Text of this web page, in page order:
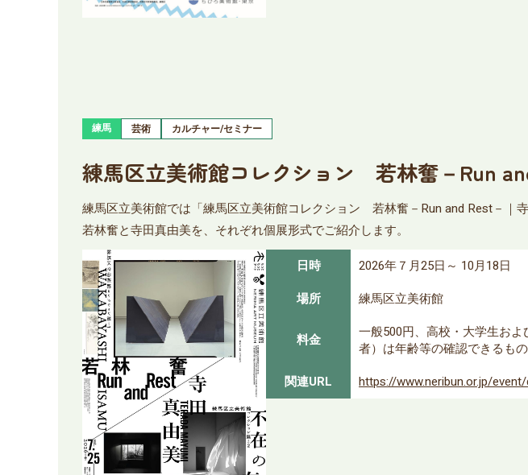
練馬 芸術 カルチャー/セミナー
練馬区立美術館コレクション 若林奮－Run
練馬区立美術館では「練馬区立美術館コレクション 若林奮－Run and Rest－｜
若林奮と寺田真由美を、それぞれ個展形式でご紹介します。
日時
2026年７月25日～ 10月18日
場所
練馬区立美術館
料金
一般500円、高校・大学生お
者）は年齢等の確認できるも
関連URL
https://www.neribun.or.jp/